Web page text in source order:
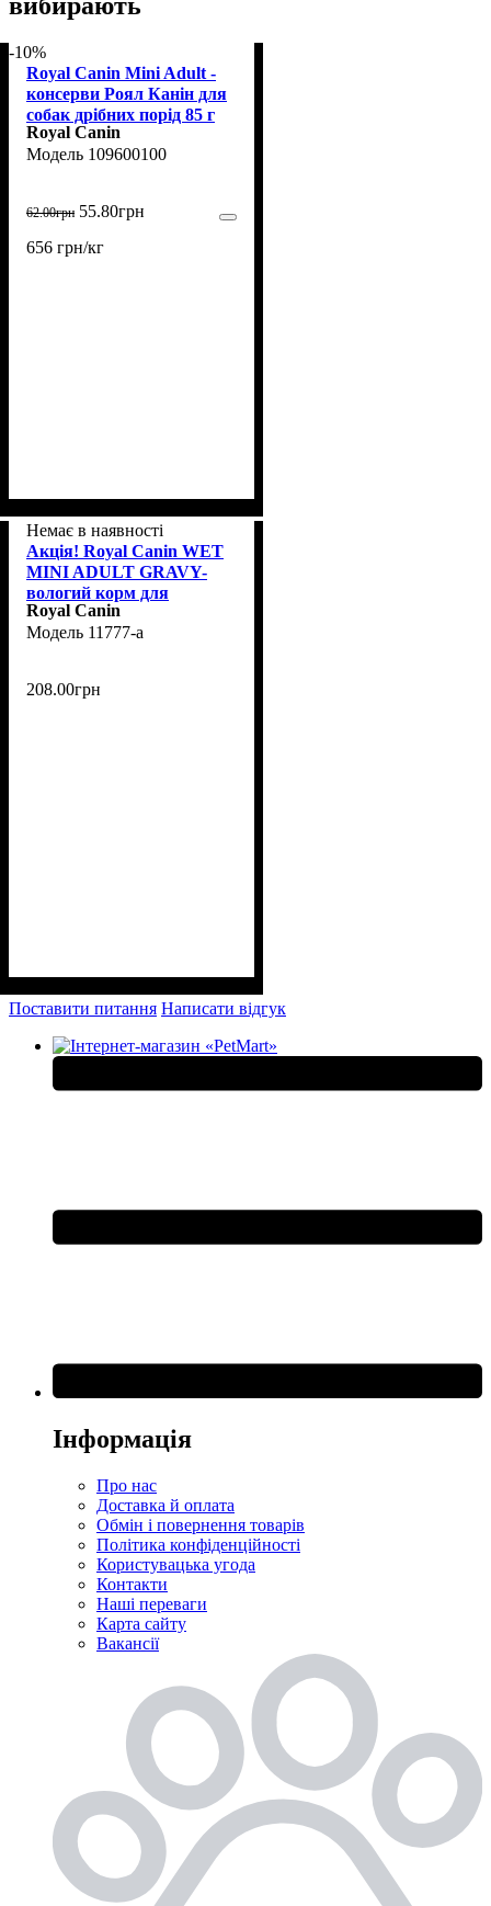
вибирають
-10%
Royal Canin Mini Adult -
консерви Роял Канін для
собак дрібних порід 85 г
(109600100)
Royal Canin
109600100
62.00грн 55.80грн
656 грн/кг
Немає в наявності
Акція! Royal Canin WET
MINI ADULT GRAVY-
вологий корм для
дорослих собак дрібних
порід, 85 г, 3+1 шт
Royal Canin
11777-a
208.00грн
Поставити питання Написати відгук
Інформація
Про нас
Доставка й оплата
Обмін і повернення товарів
Політика конфіденційності
Користувацька угода
Контакти
Наші переваги
Карта сайту
Вакансії